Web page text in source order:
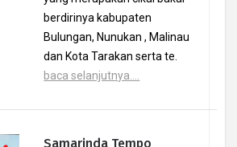
berdirinya kabupaten
Bulungan, Nunukan , Malinau
dan Kota Tarakan serta te.
baca selanjutnya....
Samarinda Tempo